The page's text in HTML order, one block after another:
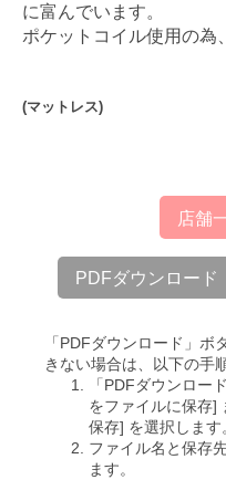
に富んでいます。
ポケットコイル使用の為
(マットレス)
店舗
PDFダウンロード
「PDFダウンロード」
きない場合は、以下の手
「PDFダウンロー
をファイルに保存]
保存] を選択します
ファイル名と保存
ます。